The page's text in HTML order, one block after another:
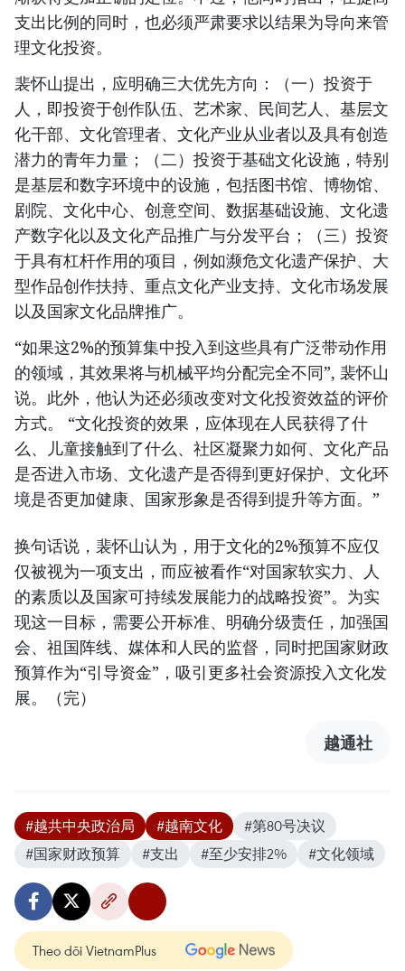
支出比例的同时，也必须严肃要求以结果为导向来管
理文化投资。
裴怀山提出，应明确三大优先方向：（一）投资于
人，即投资于创作队伍、艺术家、民间艺人、基层文
化干部、文化管理者、文化产业从业者以及具有创造
潜力的青年力量；（二）投资于基础文化设施，特别
是基层和数字环境中的设施，包括图书馆、博物馆、
剧院、文化中心、创意空间、数据基础设施、文化遗
产数字化以及文化产品推广与分发平台；（三）投资
于具有杠杆作用的项目，例如濒危文化遗产保护、大
型作品创作扶持、重点文化产业支持、文化市场发展
以及国家文化品牌推广。
“如果这2%的预算集中投入到这些具有广泛带动作用
的领域，其效果将与机械平均分配完全不同”, 裴怀山
说。此外，他认为还必须改变对文化投资效益的评价
方式。 “文化投资的效果，应体现在人民获得了什
么、儿童接触到了什么、社区凝聚力如何、文化产品
是否进入市场、文化遗产是否得到更好保护、文化环
境是否更加健康、国家形象是否得到提升等方面。”
换句话说，裴怀山认为，用于文化的2%预算不应仅
仅被视为一项支出，而应被看作“对国家软实力、人
的素质以及国家可持续发展能力的战略投资”。为实
现这一目标，需要公开标准、明确分级责任，加强国
会、祖国阵线、媒体和人民的监督，同时把国家财政
预算作为“引导资金”，吸引更多社会资源投入文化发
展。（完）
越通社
#越共中央政治局 #越南文化
#第80号决议
#国家财政预算
#支出 #至少安排2% #文化领域
Theo dõi VietnamPlus